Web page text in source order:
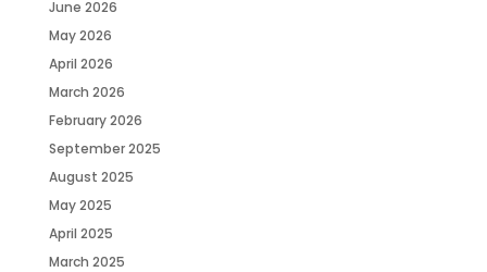
June 2026
May 2026
April 2026
March 2026
February 2026
September 2025
August 2025
May 2025
April 2025
March 2025